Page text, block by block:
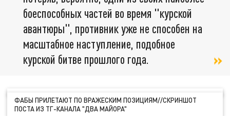
боеспособных частей во время "курской
авантюры", противник уже не способен на
масштабное наступление, подобное
курской битве прошлого года.
ФАБЫ ПРИЛЕТАЮТ ПО ВРАЖЕСКИМ ПОЗИЦИЯМ//СКРИНШОТ
ПОСТА ИЗ ТГ-КАНАЛА "ДВА МАЙОРА"